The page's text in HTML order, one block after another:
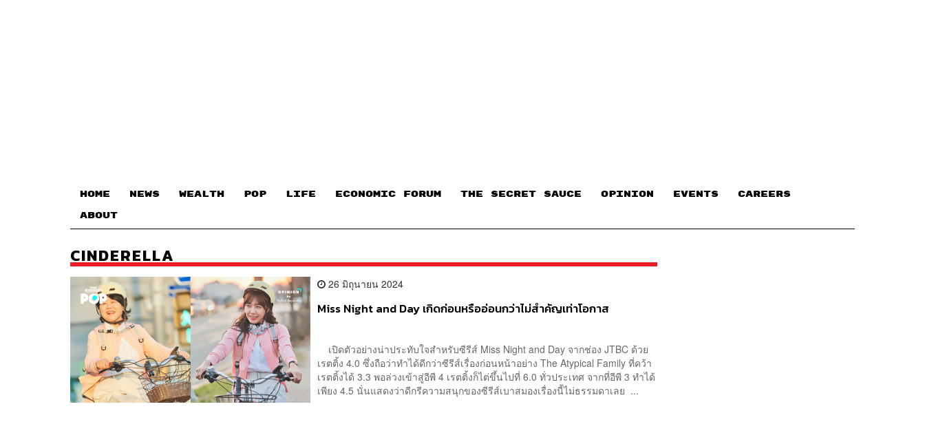
HOME NEWS WEALTH POP LIFE ECONOMIC FORUM THE SECRET SAUCE​ OPINION EVENTS CAREERS
ABOUT
CINDERELLA
26 มิถุนายน 2024
Miss Night and Day เกิดก่อนหรืออ่อนกว่าไม่สำคัญเท่าโอกาส
เปิดตัวอย่างน่าประทับใจสำหรับซีรีส์ Miss Night and Day จากช่อง JTBC ด้วย
เรตติ้ง 4.0 ซึ่งถือว่าทำได้ดีกว่าซีรีส์เรื่องก่อนหน้าอย่าง The Atypical Family ที่คว้า
เรตติ้งได้ 3.3 พอล่วงเข้าสู่อีพี 4 เรตติ้งก็ไต่ขึ้นไปที่ 6.0 ทั่วประเทศ จากที่อีพี 3 ทำได้
เพียง 4.5 นั่นแสดงว่าดีกรีความสนุกของซีรีส์เบาสมองเรื่องนี้ไม่ธรรมดาเลย ...